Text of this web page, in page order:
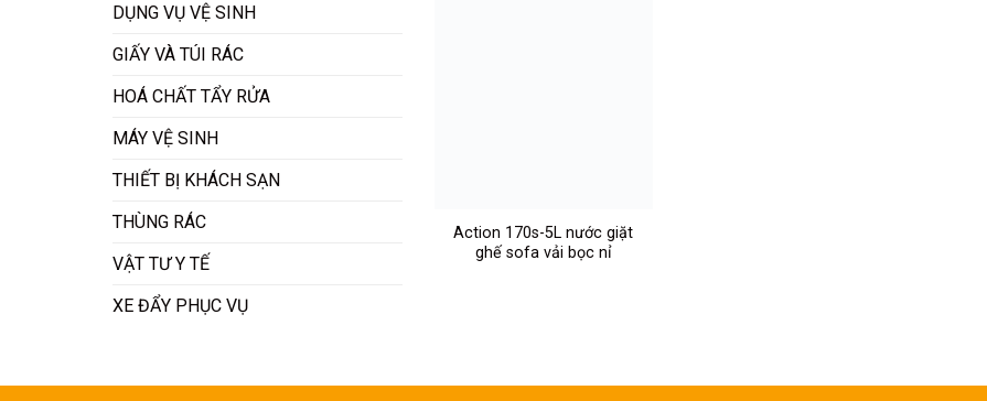
DỤNG VỤ VỆ SINH
GIẤY VÀ TÚI RÁC
HOÁ CHẤT TẨY RỬA
MÁY VỆ SINH
THIẾT BỊ KHÁCH SẠN
THÙNG RÁC
VẬT TƯ Y TẾ
XE ĐẨY PHỤC VỤ
Action 170s-5L nước giặt
ghế sofa vải bọc nỉ